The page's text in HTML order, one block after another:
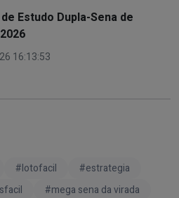
Estudo Dupla-Sena de
16:13:53
#lotofacil
#estrategia
#mega sena da virada